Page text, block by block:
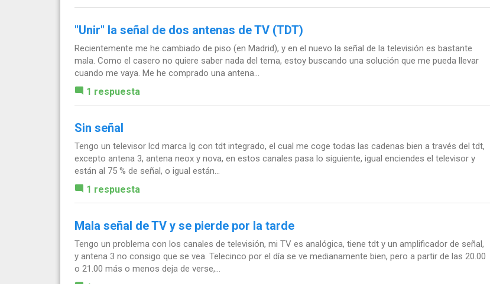
"Unir" la señal de dos antenas de TV (TDT)
Recientemente me he cambiado de piso (en Madrid), y en el nuevo la señal de la televisión es bastante
mala. Como el casero no quiere saber nada del tema, estoy buscando una solución que me pueda llevar
cuando me vaya. Me he comprado una antena...
1 respuesta
Sin señal
Tengo un televisor lcd marca lg con tdt integrado, el cual me coge todas las cadenas bien a través del tdt,
excepto antena 3, antena neox y nova, en estos canales pasa lo siguiente, igual enciendes el televisor y
están al 75 % de señal, o igual están...
1 respuesta
Mala señal de TV y se pierde por la tarde
Tengo un problema con los canales de televisión, mi TV es analógica, tiene tdt y un amplificador de señal,
y antena 3 no consigo que se vea. Telecinco por el día se ve medianamente bien, pero a partir de las 20.00
o 21.00 más o menos deja de verse,...